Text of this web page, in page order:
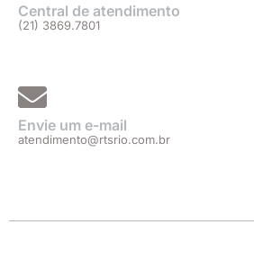
Central de atendimento
(21) 3869.7801
Envie um e-mail
atendimento@rtsrio.com.br